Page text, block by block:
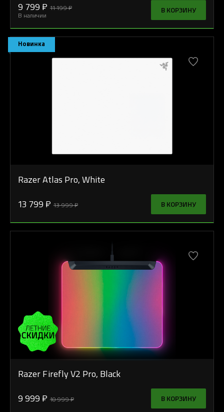
9 799 ₽ 11 199 ₽
В наличии
В КОРЗИНУ
Новинка
Razer Atlas Pro, White
13 799 ₽ 13 999 ₽ В КОРЗИНУ
Razer Firefly V2 Pro, Black
9 999 ₽ 10 999 ₽ В КОРЗИНУ